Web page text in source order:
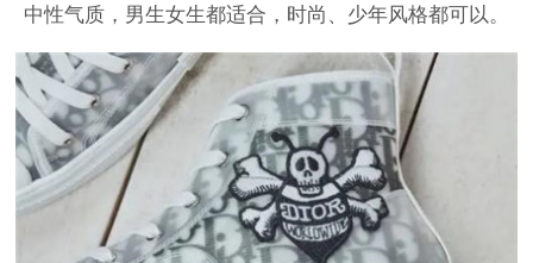
中性气质，男生女生都适合，时尚、少年风格都可以。